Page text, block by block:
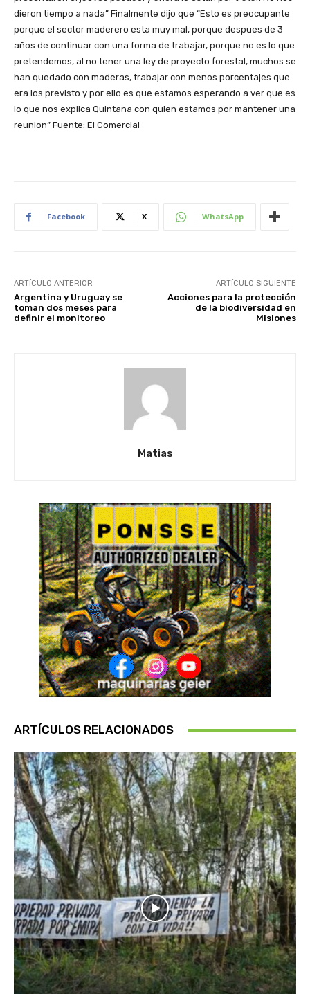
dieron tiempo a nada” Finalmente dijo que “Esto es preocupante
porque el sector maderero esta muy mal, porque despues de 3
años de continuar con una forma de trabajar, porque no es lo que
pretendemos, al no tener una ley de proyecto forestal, muchos se
han quedado con maderas, trabajar con menos porcentajes que
era los previsto y por ello es que estamos esperando a ver que es
lo que nos explica Quintana con quien estamos por mantener una
reunion” Fuente: El Comercial
Facebook X WhatsApp
ARTÍCULO ANTERIOR
Argentina y Uruguay se
toman dos meses para
definir el monitoreo
ARTÍCULO SIGUIENTE
Acciones para la protección
de la biodiversidad en
Misiones
Matias
ARTÍCULOS RELACIONADOS